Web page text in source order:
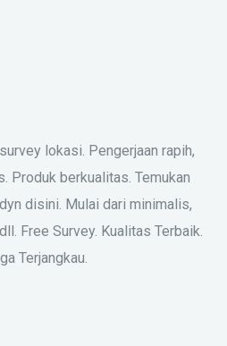
lokasi. Pengerjaan rapih,
Produk berkualitas. Temukan
disini. Mulai dari minimalis,
Free Survey. Kualitas Terbaik.
Terjangkau.